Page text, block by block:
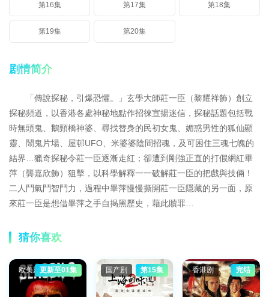
第16集 第17集 第18集
第19集 第20集
剧情简介
「傳說探秘，引爆恐懼。」玄學大師莊一臣（黎耀祥飾）創立
探秘頻道，以香港各處神秘地點作招徠宣揚迷信，探秘話題包括戰
時無頭鬼、鵝頸橋神婆、尋找替身的民初女鬼、媚惑男性的狐仙顯
靈、鬧鬼片場、屋邨UFO、米婆婆陰間招魂，及可困住三魂七魄的
結界…獵奇探秘令莊一臣逐漸走紅；卻遭到剛強正直的打假網紅畢
萍（龔嘉欣飾）狙擊，以科學解釋一一破解莊一臣的把戲與技倆！
二人鬥氣鬥智鬥力，過程中畢萍慢慢撕開莊一臣隱藏的另一面，原
來莊一臣是想借畢萍之手自揭黑歷史，藉此贖罪…
猜你喜欢
欧美剧更新至01集 国产剧 第15集 香港剧 完结